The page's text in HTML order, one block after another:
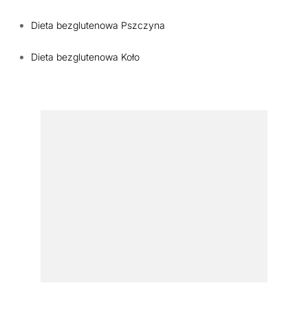
Dieta bezglutenowa Pszczyna
Dieta bezglutenowa Koło